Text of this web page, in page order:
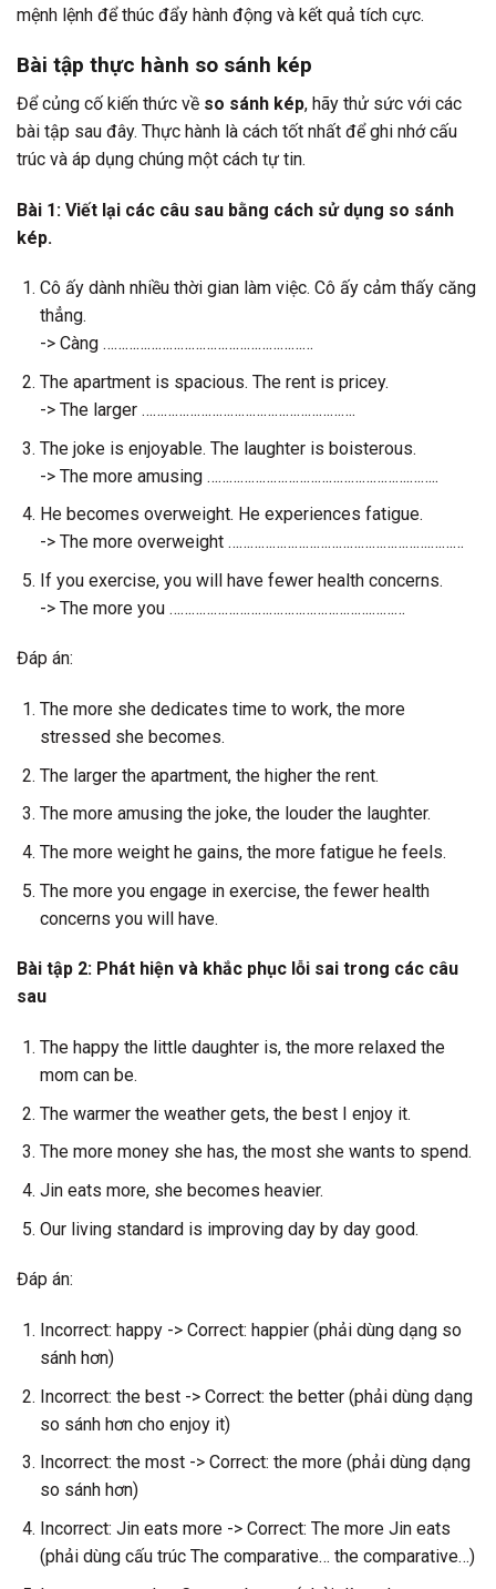
mệnh lệnh để thúc đẩy hành động và kết quả tích cực.
Bài tập thực hành so sánh kép
Để củng cố kiến thức về so sánh kép, hãy thử sức với các
bài tập sau đây. Thực hành là cách tốt nhất để ghi nhớ cấu
trúc và áp dụng chúng một cách tự tin.
Bài 1: Viết lại các câu sau bằng cách sử dụng so sánh
kép.
Cô ấy dành nhiều thời gian làm việc. Cô ấy cảm thấy căng
thẳng.
-> Càng …………………………………………………
The apartment is spacious. The rent is pricey.
-> The larger ………………………………………………….
The joke is enjoyable. The laughter is boisterous.
-> The more amusing ……………………………………………….……..
He becomes overweight. He experiences fatigue.
-> The more overweight ……………………………………………….………
If you exercise, you will have fewer health concerns.
-> The more you ……………………………………………….………
Đáp án:
The more she dedicates time to work, the more
stressed she becomes.
The larger the apartment, the higher the rent.
The more amusing the joke, the louder the laughter.
The more weight he gains, the more fatigue he feels.
The more you engage in exercise, the fewer health
concerns you will have.
Bài tập 2: Phát hiện và khắc phục lỗi sai trong các câu
sau
The happy the little daughter is, the more relaxed the
mom can be.
The warmer the weather gets, the best I enjoy it.
The more money she has, the most she wants to spend.
Jin eats more, she becomes heavier.
Our living standard is improving day by day good.
Đáp án:
Incorrect: happy -> Correct: happier (phải dùng dạng so
sánh hơn)
Incorrect: the best -> Correct: the better (phải dùng dạng
so sánh hơn cho enjoy it)
Incorrect: the most -> Correct: the more (phải dùng dạng
so sánh hơn)
Incorrect: Jin eats more -> Correct: The more Jin eats
(phải dùng cấu trúc The comparative… the comparative…)